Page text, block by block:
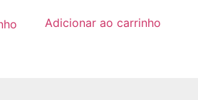
Adicionar ao carrinho